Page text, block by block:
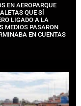
EN AEROPARQUE
QUE SÍ
LIGADO A LA
MEDIOS PASARON
EN CUENTAS